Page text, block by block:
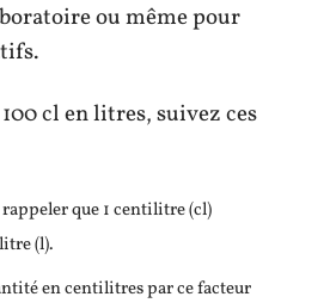
ou même pour
cl en litres, suivez ces
que 1 centilitre (cl)
(l).
en centilitres par ce facteur